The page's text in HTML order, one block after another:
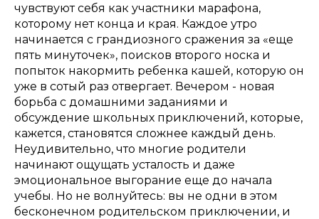
чувствуют себя как участники марафона,
которому нет конца и края. Каждое утро
начинается с грандиозного сражения за «еще
пять минуточек», поисков второго носка и
попыток накормить ребенка кашей, которую он
уже в сотый раз отвергает. Вечером - новая
борьба с домашними заданиями и
обсуждение школьных приключений, которые,
кажется, становятся сложнее каждый день.
Неудивительно, что многие родители
начинают ощущать усталость и даже
эмоциональное выгорание еще до начала
учебы. Но не волнуйтесь: вы не одни в этом
бесконечном родительском приключении, и